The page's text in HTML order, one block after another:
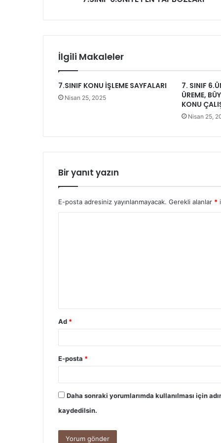
İlgili Makaleler
7.SINIF KONU İŞLEME SAYFALARI
Nisan 25, 2025
7. SINIF
ÜREME,
KONU
Nisan 25,
Bir yanıt yazın
E-posta adresiniz yayınlanmayacak. Gerekli alanlar *
Ad *
E-posta *
Daha sonraki yorumlarımda kullanılması için
kaydedilsin.